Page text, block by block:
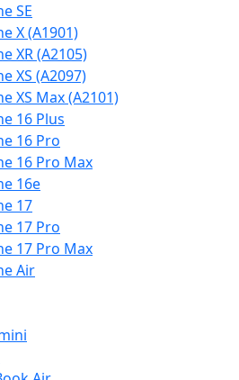
SE
X (A1901)
XR (A2105)
XS (A2097)
XS Max (A2101)
16 Plus
16 Pro
16 Pro Max
16e
17
17 Pro
17 Pro Max
Air